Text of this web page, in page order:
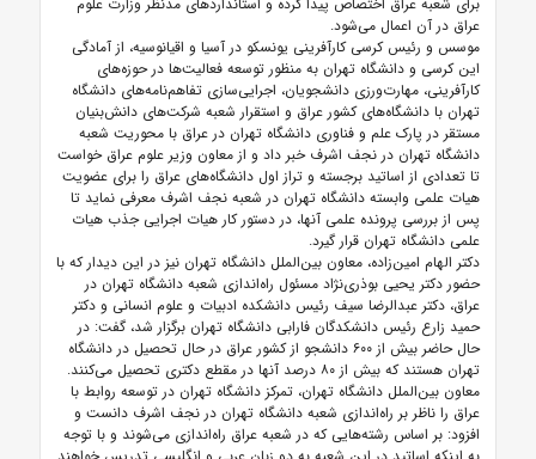
عراق در آن اعمال می‌شود.
موسس و رئیس کرسی کارآفرینی یونسکو در آسیا و اقیانوسیه، از آمادگی
این کرسی و دانشگاه تهران به منظور توسعه فعالیت‌ها در حوزه‌های
کارآفرینی، مهارت‌ورزی دانشجویان، اجرایی‌سازی تفاهم‌نامه‌های دانشگاه
تهران با دانشگاه‌های کشور عراق و استقرار شعبه شرکت‌های دانش‌بنیان
مستقر در پارک علم و فناوری دانشگاه تهران در عراق با محوریت شعبه
دانشگاه تهران در نجف اشرف خبر داد و از معاون وزیر علوم عراق خواست
تا تعدادی از اساتید برجسته و تراز اول دانشگاه‌های عراق را برای عضویت
هیات علمی وابسته دانشگاه تهران در شعبه نجف اشرف معرفی نماید تا
پس از بررسی پرونده علمی آنها، در دستور کار هیات اجرایی جذب هیات
علمی دانشگاه تهران قرار گیرد.
دکتر الهام امین‌زاده، معاون بین‌الملل دانشگاه تهران نیز در این دیدار که با
حضور دکتر یحیی بوذری‌نژاد مسئول راه‌اندازی شعبه دانشگاه تهران در
عراق، دکتر عبدالرضا سیف رئیس دانشکده ادبیات و علوم انسانی و دکتر
حمید زارع رئیس دانشکدگان فارابی دانشگاه تهران برگزار شد، گفت: در
حال حاضر بیش از ۶۰۰ دانشجو از کشور عراق در حال تحصیل در دانشگاه
تهران هستند که بیش از ۸۰ درصد آنها در مقطع دکتری تحصیل می‌کنند.
معاون بین‌الملل دانشگاه تهران، تمرکز دانشگاه تهران در توسعه روابط با
عراق را ناظر بر راه‌اندازی شعبه دانشگاه تهران در نجف اشرف دانست و
افزود: بر اساس رشته‌هایی که در شعبه عراق راه‌اندازی می‌شوند و با توجه